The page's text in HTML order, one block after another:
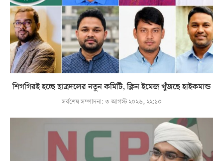
শিগগিরই হচ্ছে ছাত্রদলের নতুন কমিটি, ক্লিন ইমেজ খুঁজছে হাইকমান্ড
সর্বশেষ সম্পাদনা:৩ আগস্ট ২০২৬, ২২:১০